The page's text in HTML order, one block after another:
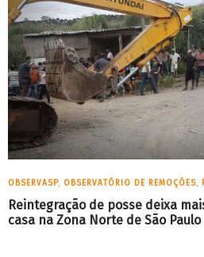
OBSERVASP, OBSERVATÓRIO DE REMOÇÕES,
Reintegração de posse deixa
casa na Zona Norte de São Paulo